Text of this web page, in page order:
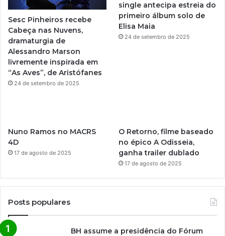
e
r
a
Sesc Pinheiros recebe
Cabeça nas Nuvens,
dramaturgia de
Alessandro Marson
livremente inspirada em
“As Aves”, de Aristófanes
24 de setembro de 2025
single antecipa estreia do
primeiro álbum solo de
Elisa Maia
24 de setembro de 2025
Nuno Ramos no MACRS
4D
17 de agosto de 2025
O Retorno, filme baseado
no épico A Odisseia,
ganha trailer dublado
17 de agosto de 2025
Posts populares
BH assume a presidência do Fórum